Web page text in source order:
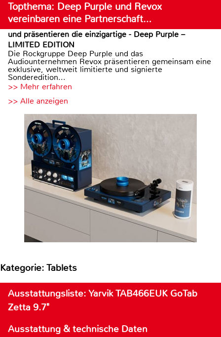
Topthema: Deep Purple und Revox
vereinbaren eine Partnerschaft…
und präsentieren die einzigartige - Deep Purple –
LIMITED EDITION
Die Rockgruppe Deep Purple und das
Audiounternehmen Revox präsentieren gemeinsam eine
exklusive, weltweit limitierte und signierte
Sonderedition...
>> Mehr erfahren
>> Alle anzeigen
Kategorie: Tablets
Ausstattungsliste: Yarvik TAB466EUK GoTab
Zetta 9.7"
Ausstattung & technische Daten